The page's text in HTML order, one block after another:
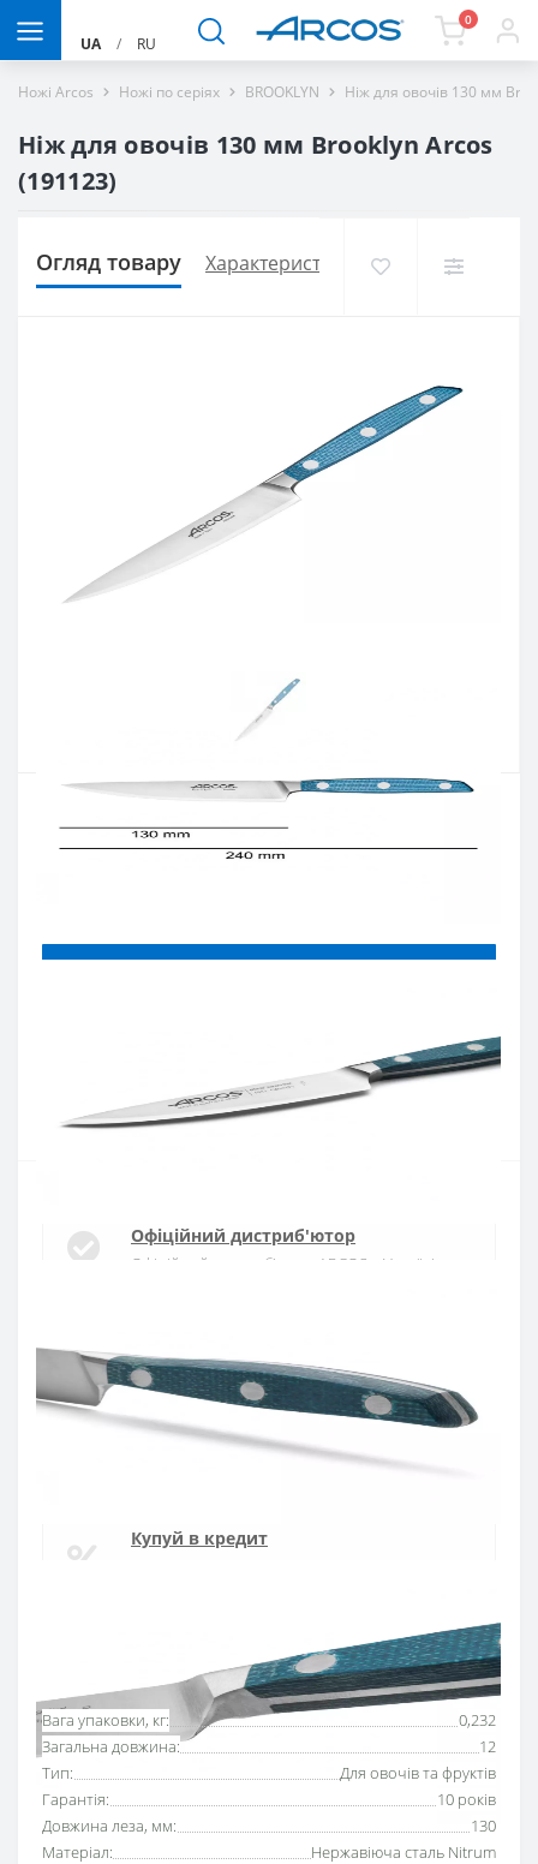
UA / RU
0
Ножі Arcos Ножі по серіях BROOKLYN Ніж для овочів 130 мм
Ніж для овочів 130 мм Brooklyn Arcos
(191123)
Огляд товару Характеристики Доставка і
Наявність:Є в наявності
Введіть номер телефону і ми передзвонимо
Основні характеристики Всі характеристики
Вага упаковки, кг:
0,232
Загальна довжина:
12
Тип:
Для овочів та фруктів
Гарантія:
10 років
Довжина леза, мм:
130
Матеріал:
Нержавіюча сталь Nitrum
Офіційний дистриб'ютор
Офіційний дистриб'ютор ARCOS в Україні
Доставка протягом 1-3 днів по Україні
Гарантія якості
Купуй в кредит